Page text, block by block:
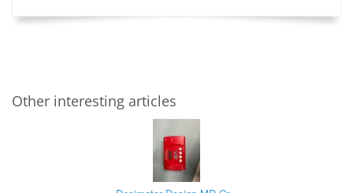
Other interesting articles